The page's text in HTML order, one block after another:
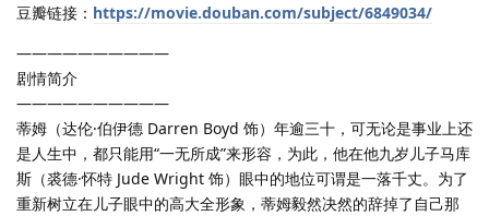
豆瓣链接： https://movie.douban.com/subject/6849034/
——————————
剧情简介
——————————
蒂姆（达伦·伯伊德 Darren Boyd 饰）年逾三十，可无论是事业上还
是人生中，都只能用“一无所成”来形容，为此，他在他九岁儿子马库
斯（裘德·怀特 Jude Wright 饰）眼中的地位可谓是一落千丈。为了
重新树立在儿子眼中的高大全形象，蒂姆毅然决然的辞掉了自己那